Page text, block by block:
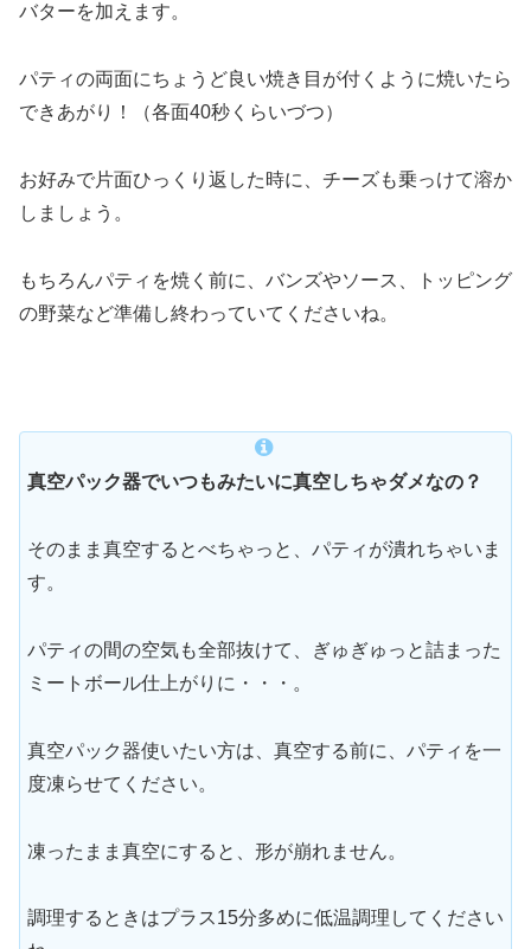
バターを加えます。
パティの両面にちょうど良い焼き目が付くように焼いたら
できあがり！（各面40秒くらいづつ）
お好みで片面ひっくり返した時に、チーズも乗っけて溶か
しましょう。
もちろんパティを焼く前に、バンズやソース、トッピング
の野菜など準備し終わっていてくださいね。
真空パック器でいつもみたいに真空しちゃダメなの？
そのまま真空するとべちゃっと、パティが潰れちゃいま
す。
パティの間の空気も全部抜けて、ぎゅぎゅっと詰まった
ミートボール仕上がりに・・・。
真空パック器使いたい方は、真空する前に、パティを一
度凍らせてください。
凍ったまま真空にすると、形が崩れません。
調理するときはプラス15分多めに低温調理してください